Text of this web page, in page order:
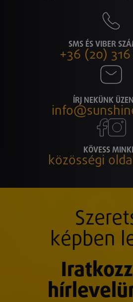
SMS ÉS VIBER
+36 (20)
ÍRJ NEKÜNK
KÖVESS
közösségi
képben